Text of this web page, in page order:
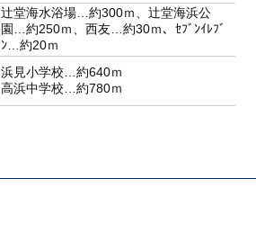
辻堂海水浴場…約300ｍ、辻堂海浜公
園…約250ｍ、西友…約30ｍ、ｾﾌﾞﾝｲﾚﾌﾞ
ﾝ…約20ｍ
浜見小学校…約640ｍ
高浜中学校…約780ｍ